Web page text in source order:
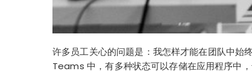
许多员工关心的问题是：我怎样才能在团队中
Teams 中，有多种状态可以存储在应用程序中